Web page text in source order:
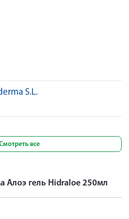
S.L.
все
Алоэ гель Hidraloe 250мл